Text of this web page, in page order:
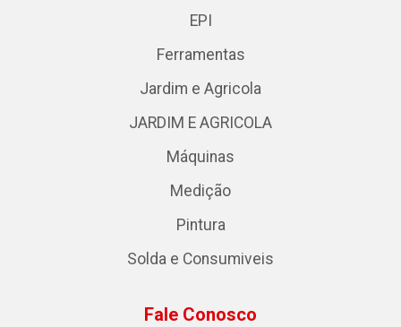
EPI
Ferramentas
Jardim e Agricola
JARDIM E AGRICOLA
Máquinas
Medição
Pintura
Solda e Consumiveis
Fale Conosco